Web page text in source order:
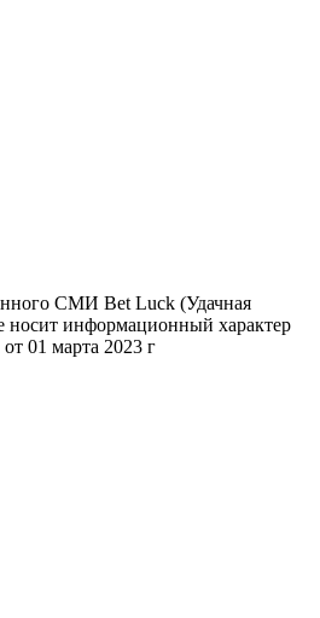
СМИ Bet Luck (Удачная
носит информационный характер
01 марта 2023 г